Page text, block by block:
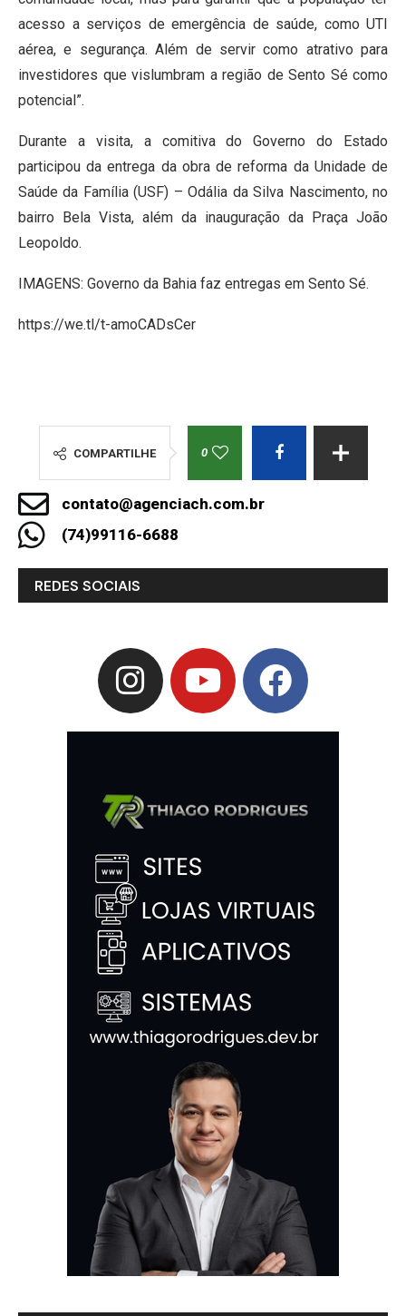
acesso a serviços de emergência de saúde, como UTI
aérea, e segurança. Além de servir como atrativo para
investidores que vislumbram a região de Sento Sé como
potencial”.
Durante a visita, a comitiva do Governo do Estado
participou da entrega da obra de reforma da Unidade de
Saúde da Família (USF) – Odália da Silva Nascimento, no
bairro Bela Vista, além da inauguração da Praça João
Leopoldo.
IMAGENS: Governo da Bahia faz entregas em Sento Sé.
https://we.tl/t-amoCADsCer
COMPARTILHE 0
contato@agenciach.com.br
(74)99116-6688
REDES SOCIAIS